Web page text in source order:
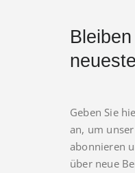
Geben Sie
an, um
abonnieren
über neue